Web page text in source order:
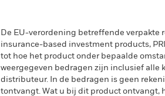
De EU-verordening betreffende
insurance-based investment products,
tot hoe het product onder bepaalde
weergegeven bedragen zijn inclusief alle
distributeur. In de bedragen is geen
tontvangt. Wat u bij dit product ontvangt,